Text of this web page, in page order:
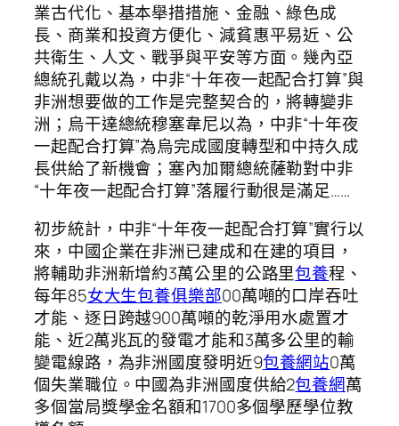
業古代化、基本舉措措施、金融、綠色成
長、商業和投資方便化、減貧惠平易近、公
共衛生、人文、戰爭與平安等方面。幾內亞
總統孔戴以為，中非“十年夜一起配合打算”與
非洲想要做的工作是完整契合的，將轉變非
洲；烏干達總統穆塞韋尼以為，中非“十年夜
一起配合打算”為烏完成國度轉型和中持久成
長供給了新機會；塞內加爾總統薩勒對中非
“十年夜一起配合打算”落履行動很是滿足……
初步統計，中非“十年夜一起配合打算”實行以
來，中國企業在非洲已建成和在建的項目，
將輔助非洲新增約3萬公里的公路里包養程、
每年85女大生包養俱樂部00萬噸的口岸吞吐
才能、逐日跨越900萬噸的乾淨用水處置才
能、近2萬兆瓦的發電才能和3萬多公里的輸
變電線路，為非洲國度發明近9包養網站0萬
個失業職位。中國為非洲國度供給2包養網萬
多個當局獎學金名額和1700多個學歷學位教